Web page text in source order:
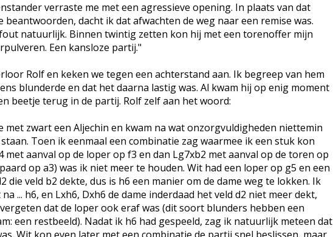
verraste me met een agressieve opening. In plaats van dat
beantwoorden, dacht ik dat afwachten de weg naar een remise was.
natuurlijk. Binnen twintig zetten kon hij met een torenoffer mijn
Een kansloze partij."
Rolf en keken we tegen een achterstand aan. Ik begreep van hem
blunderde en dat het daarna lastig was. Al kwam hij op enig moment
beetje terug in de partij. Rolf zelf aan het woord:
met zwart een Aljechin en kwam na wat onzorgvuldigheden niettemin
Toen ik eenmaal een combinatie zag waarmee ik een stuk kon
met aanval op de loper op f3 en dan Lg7xb2 met aanval op de toren op
op a3) was ik niet meer te houden. Wit had een loper op g5 en een
die veld b2 dekte, dus is h6 een manier om de dame weg te lokken. Ik
... h6, en Lxh6, Dxh6 de dame inderdaad het veld d2 niet meer dekt,
dat de loper ook eraf was (dit soort blunders hebben een
een restbeeld). Nadat ik h6 had gespeeld, zag ik natuurlijk meteen dat